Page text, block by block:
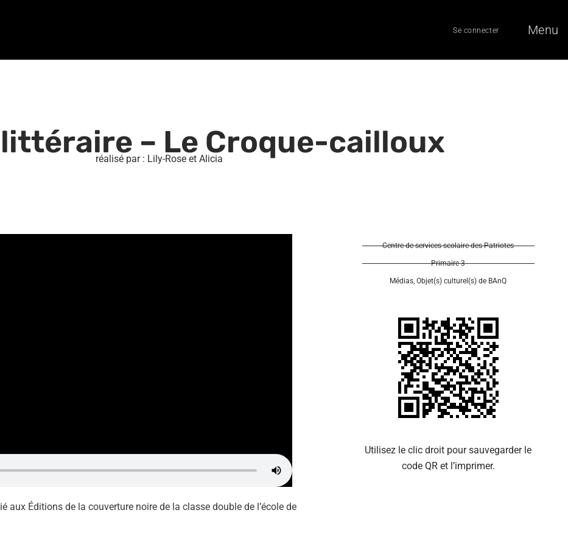
Se connecter Menu
– Le Croque-cailloux
réalisé par : Lily-Rose et Alicia
aux Éditions de la couverture noire de la classe double de l’école de
Centre de services scolaire des Patriotes
Primaire 3
Médias,Objet(s) culturel(s) de BAnQ
Utilisez le clic droit pour sauvegarder le
code QR et l’imprimer.